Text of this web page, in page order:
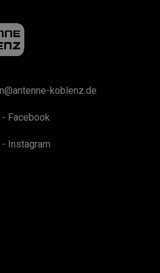
koblenz.de
Facebook
Instagram